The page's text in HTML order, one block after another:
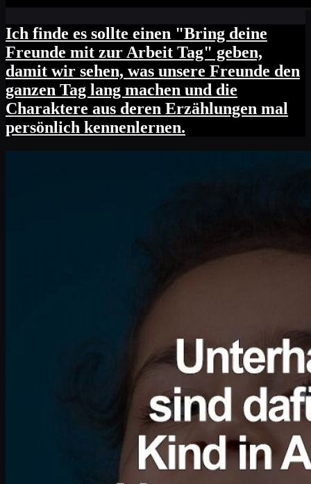
Ich finde es sollte einen "Bring deine
Freunde mit zur Arbeit Tag" geben,
damit wir sehen, was unsere Freunde den
ganzen Tag lang machen und die
Charaktere aus deren Erzählungen mal
persönlich kennenlernen.